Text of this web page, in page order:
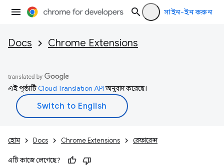
সাইন-ইন করুন
Docs Chrome Extensions
এই পৃষ্ঠাটিCloud Translation APIঅনুবাদ করেছে।
হোম Docs Chrome Extensions রেফারেন্স
এটি কাজে লেগেছে?